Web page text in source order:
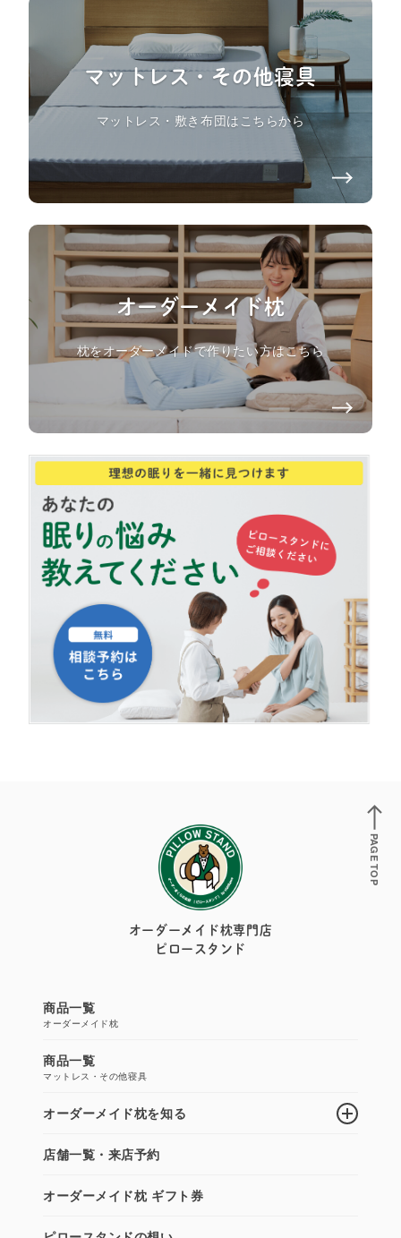
マットレス・その他寝具
マットレス・敷き布団はこちらから
オーダーメイド枕
枕をオーダーメイドで作りたい方はこちら
オーダーメイド枕専門店
ピロースタンド
商品一覧
オーダーメイド枕
商品一覧
マットレス・その他寝具
オーダーメイド枕を知る
店舗一覧・来店予約
オーダーメイド枕 ギフト券
PAGE TOP